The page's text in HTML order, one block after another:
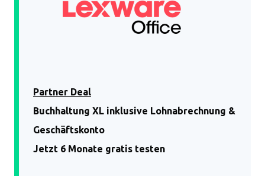
Partner Deal
Buchhaltung XL inklusive Lohnabrechnung &
Geschäftskonto
Jetzt 6 Monate gratis testen